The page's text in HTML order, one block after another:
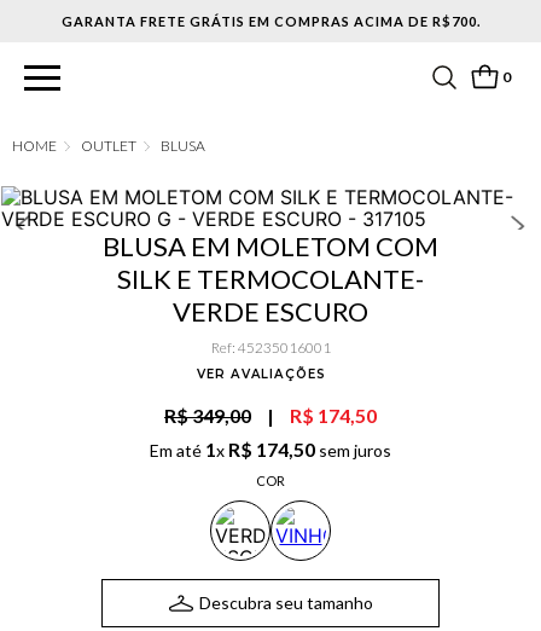
0
OUTLET BLUSA
BLUSA EM MOLETOM COM
SILK E TERMOCOLANTE-
VERDE ESCURO
Ref: 45235016001
VER AVALIAÇÕES
R$ 349,00 | R$ 174,50
Em até 1x R$ 174,50 sem juros
COR
Descubra seu tamanho